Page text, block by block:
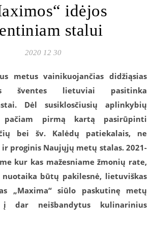
idėjos
stalui
2020 12 30
metus vainikuojančias didžiąsias
šventes lietuviai pasitinka
Dėl susiklosčiusių aplinkybių
pačiam pirmą kartą pasirūpinti
bei šv. Kalėdų patiekalais, ne
proginis Naujųjų metų stalas. 2021-
kur kas mažesniame žmonių rate,
būtų pakilesnė, lietuviškas
„Maxima“ siūlo paskutinę metų
dar neišbandytus kulinarinius